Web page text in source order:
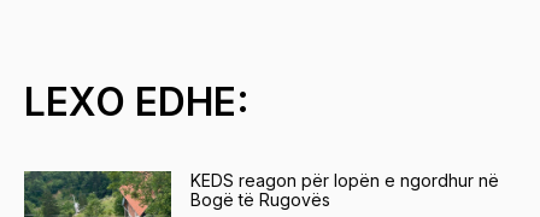
LEXO EDHE:
KEDS reagon për lopën e ngordhur në
Bogë të Rugovës